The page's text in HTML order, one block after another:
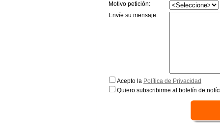
Motivo petición:
Envíe su mensaje:
Acepto la Política de Privacidad
Quiero subscribirme al boletín de